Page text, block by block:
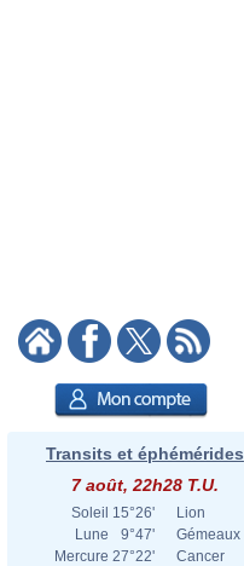
Transits et éphémérides
7 août, 22h28 T.U.
Soleil 15°26'
Lion
Lune
9°47'
Gémeaux
Mercure 27°22'
Cancer